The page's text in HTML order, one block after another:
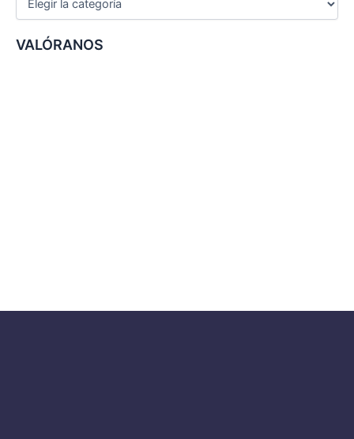
VALÓRANOS